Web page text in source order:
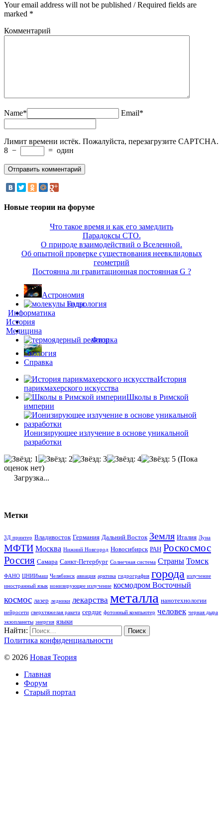
Your email address will not be published / Required fields are
marked *
Комментарий
Name* Email*
Лимит времени истёк. Пожалуйста, перезагрузите CAPTCHA.
8 − = один
Новые теории на форуме
Что такое время и как его замедлить
Парадоксы СТО.
О природе взаимодействий о Вселенной.
Об опытной проверке существования неевклидовых
геометрий
Постоянна ли гравитационная постоянная G ?
Астрономия
Гидрология
Информатика
История
Медицина
Физика
Экология
Справка
История
парикмахерского искусства
Школы в Римской
империи
Ионизирующее излучение в основе уникальной
разработки
(Пока
оценок нет)
Загрузка...
Метки
3Д принтер Владивосток Германия Дальний Восток Земля Италия Луна
МФТИ Москва Нижний Новгород Новосибирск РАН Роскосмос
Россия Самара Санкт-Петербург Солнечная система Страны Томск
ФАНО ЦНИИмаш Челябинск авиация арктика гидрография города излучение
иностранный язык ионизирующее излучение космодром Восточный
космос лазер ледники лекарства металла нанотехнологии
нейросети сверхтяжелая ракета сердце фотонный компьютер человек черная дыра
экзопланеты энергия языки
Найти:
Политика конфиденциальности
© 2026 Новая Теория
Главная
Форум
Старый портал